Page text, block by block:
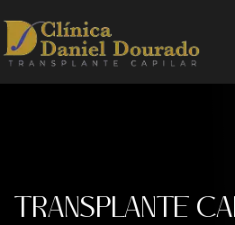
TRANSPLANTE